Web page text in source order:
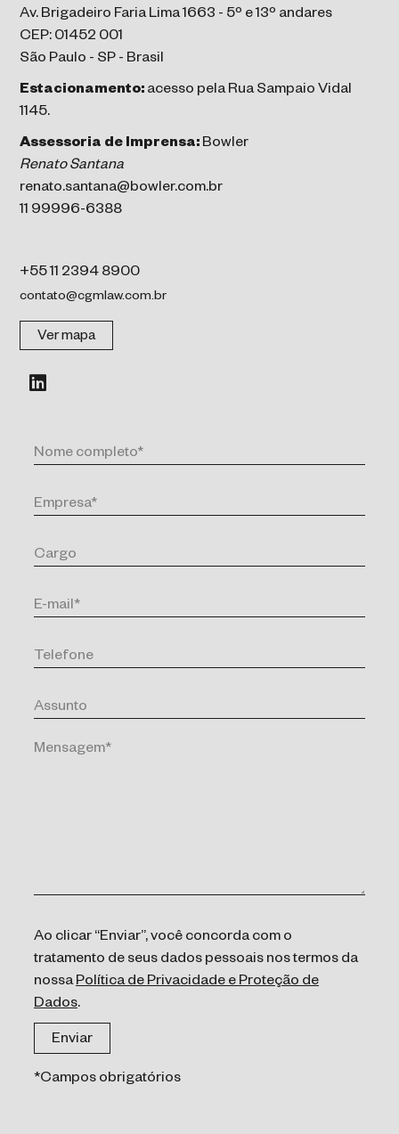
Av. Brigadeiro Faria Lima 1663 - 5º e 13º andares
CEP: 01452 001
São Paulo - SP - Brasil
Estacionamento: acesso pela Rua Sampaio Vidal
1145.
Assessoria de Imprensa: Bowler
Renato Santana
renato.santana@bowler.com.br
11 99996-6388
+55 11 2394 8900
contato@cgmlaw.com.br
Ver mapa
Ao clicar “Enviar”, você concorda com o
tratamento de seus dados pessoais nos termos da
nossaPolítica de Privacidade e Proteção de
Dados.
*Campos obrigatórios